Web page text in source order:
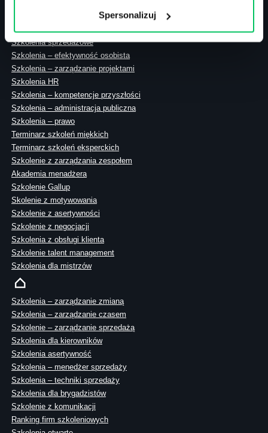
Spersonalizuj
Szkolenia menedżerskie
Szkolenia sprzedażowe
Szkolenia – efektywność osobista
Szkolenia – zarządzanie projektami
Szkolenia HR
Szkolenia – kompetencje przyszłości
Szkolenia – administracja publiczna
Szkolenia – prawo
Terminarz szkoleń miękkich
Terminarz szkoleń eksperckich
Szkolenie z zarządzania zespołem
Akademia menadżera
Szkolenie Gallup
Skolenie z motywowania
Szkolenie z asertywności
Szkolenie z negocjacji
Szkolenia z obsługi klienta
Szkolenie talent management
Szkolenia dla mistrzów
Szkolenia – zarządzanie zmianą
Szkolenia – zarządzanie czasem
Szkolenie – zarządzanie sprzedażą
Szkolenia dla kierowników
Szkolenia asertywność
Szkolenia – menedżer sprzedaży
Szkolenia – techniki sprzedaży
Szkolenia dla brygadzistów
Szkolenie z komunikacji
Ranking firm szkoleniowych